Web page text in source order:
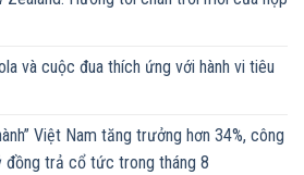
và cuộc đua thích ứng với hành vi tiêu
Việt Nam tăng trưởng hơn 34%, công
trả cổ tức trong tháng 8